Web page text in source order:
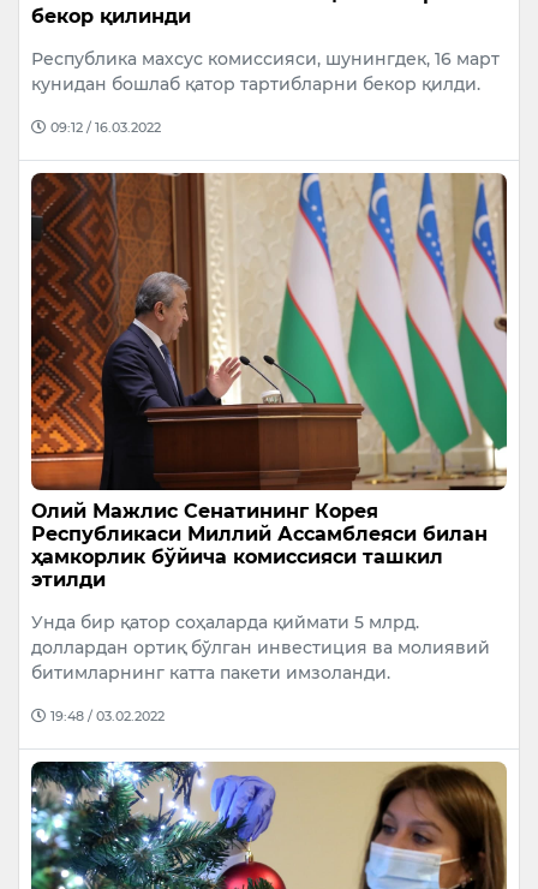
бекор қилинди
Республика махсус комиссияси, шунингдек, 16 март
кунидан бошлаб қатор тартибларни бекор қилди.
09:12 / 16.03.2022
Олий Мажлис Сенатининг Корея
Республикаси Миллий Ассамблеяси билан
ҳамкорлик бўйича комиссияси ташкил
этилди
Унда бир қатор соҳаларда қиймати 5 млрд.
доллардан ортиқ бўлган инвестиция ва молиявий
битимларнинг катта пакети имзоланди.
19:48 / 03.02.2022